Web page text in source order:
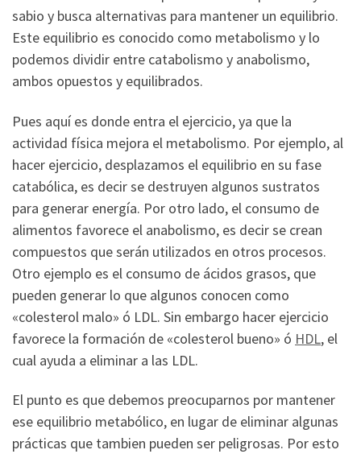
sabio y busca alternativas para mantener un equilibrio.
Este equilibrio es conocido como metabolismo y lo
podemos dividir entre catabolismo y anabolismo,
ambos opuestos y equilibrados.
Pues aquí es donde entra el ejercicio, ya que la
actividad física mejora el metabolismo. Por ejemplo, al
hacer ejercicio, desplazamos el equilibrio en su fase
catabólica, es decir se destruyen algunos sustratos
para generar energía. Por otro lado, el consumo de
alimentos favorece el anabolismo, es decir se crean
compuestos que serán utilizados en otros procesos.
Otro ejemplo es el consumo de ácidos grasos, que
pueden generar lo que algunos conocen como
«colesterol malo» ó LDL. Sin embargo hacer ejercicio
favorece la formación de «colesterol bueno» ó HDL, el
cual ayuda a eliminar a las LDL.
El punto es que debemos preocuparnos por mantener
ese equilibrio metabólico, en lugar de eliminar algunas
prácticas que tambien pueden ser peligrosas. Por esto